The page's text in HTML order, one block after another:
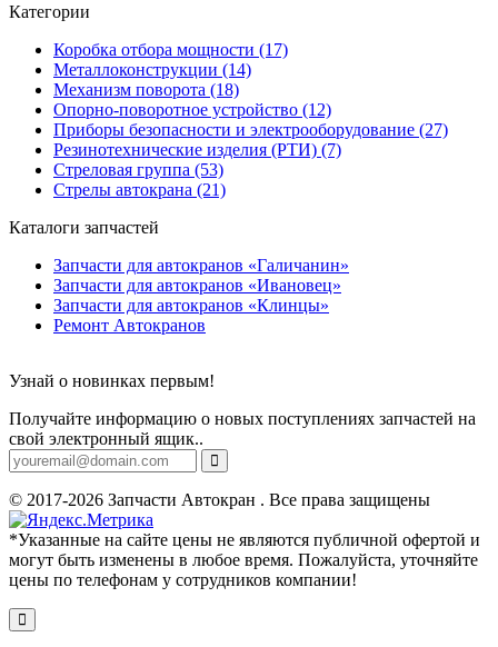
Категории
Коробка отбора мощности (17)
Металлоконструкции (14)
Механизм поворота (18)
Опорно-поворотное устройство (12)
Приборы безопасности и электрооборудование (27)
Резинотехнические изделия (РТИ) (7)
Стреловая группа (53)
Стрелы автокрана (21)
Каталоги запчастей
Запчасти для автокранов «Галичанин»
Запчасти для автокранов «Ивановец»
Запчасти для автокранов «Клинцы»
Ремонт Автокранов
Узнай о новинках первым!
Получайте информацию о новых поступлениях запчастей на
свой электронный ящик..
© 2017-2026 Запчасти Автокран . Все права защищены
*Указанные на сайте цены не являются публичной офертой и
могут быть изменены в любое время. Пожалуйста, уточняйте
цены по телефонам у сотрудников компании!